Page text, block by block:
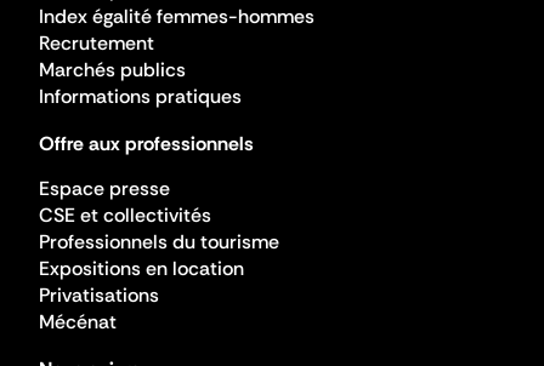
Index égalité femmes-hommes
Recrutement
Marchés publics
Informations pratiques
Offre aux professionnels
Espace presse
CSE et collectivités
Professionnels du tourisme
Expositions en location
Privatisations
Mécénat